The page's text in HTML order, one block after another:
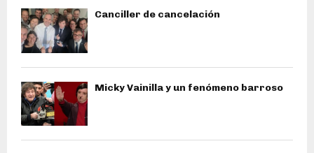
Canciller de cancelación
Micky Vainilla y un fenómeno barroso